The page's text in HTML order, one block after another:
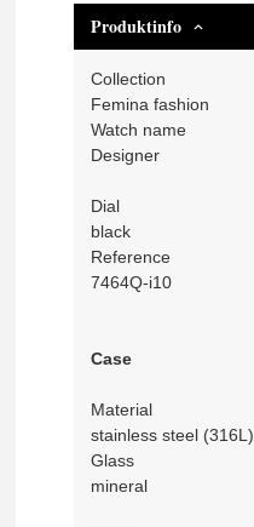
Produktinfo
Collection
Femina fashion
Watch name
Designer
Dial
black
Reference
7464Q-i10
Case
Material
stainless steel (316L)
Glass
mineral